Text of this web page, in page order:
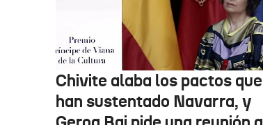
Chivite alaba los pactos que
han sustentado Navarra, y